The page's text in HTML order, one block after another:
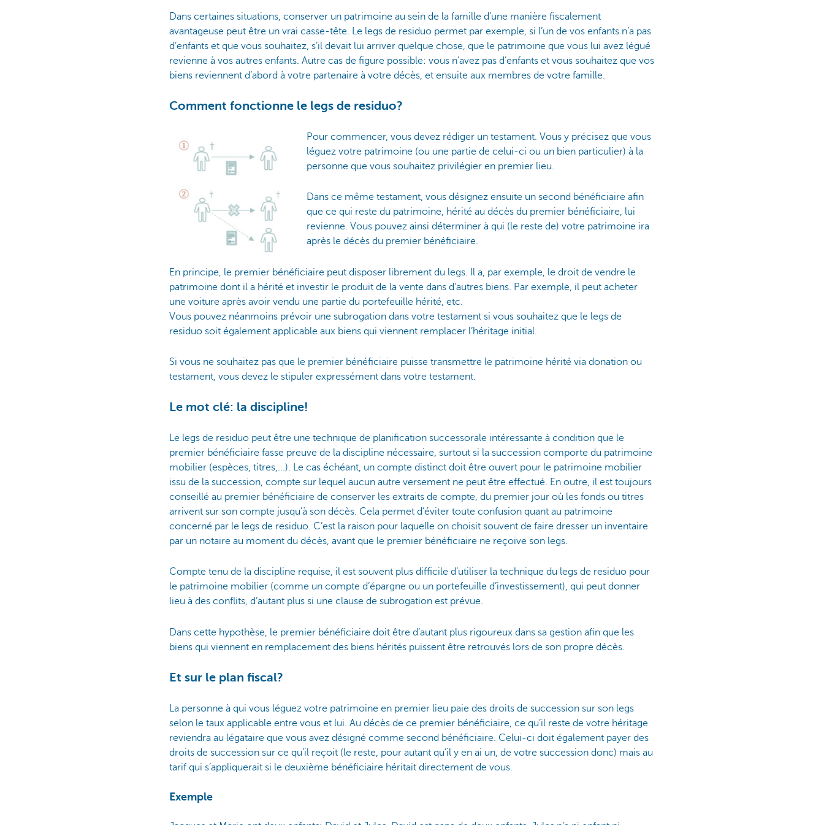
Dans certaines situations, conserver un patrimoine au sein de la famille d’une manière fiscalement
avantageuse peut être un vrai casse-tête. Le legs de residuo permet par exemple, si l’un de vos enfants n’a pas
d’enfants et que vous souhaitez, s’il devait lui arriver quelque chose, que le patrimoine que vous lui avez légué
revienne à vos autres enfants. Autre cas de figure possible: vous n’avez pas d’enfants et vous souhaitez que vos
biens reviennent d’abord à votre partenaire à votre décès, et ensuite aux membres de votre famille.
Comment fonctionne le legs de residuo?
Pour commencer, vous devez rédiger un testament. Vous y précisez que vous
léguez votre patrimoine (ou une partie de celui-ci ou un bien particulier) à la
personne que vous souhaitez privilégier en premier lieu.
Dans ce même testament, vous désignez ensuite un second bénéficiaire afin
que ce qui reste du patrimoine, hérité au décès du premier bénéficiaire, lui
revienne. Vous pouvez ainsi déterminer à qui (le reste de) votre patrimoine ira
après le décès du premier bénéficiaire.
En principe, le premier bénéficiaire peut disposer librement du legs. Il a, par exemple, le droit de vendre le
patrimoine dont il a hérité et investir le produit de la vente dans d’autres biens. Par exemple, il peut acheter
une voiture après avoir vendu une partie du portefeuille hérité, etc.
Vous pouvez néanmoins prévoir une subrogation dans votre testament si vous souhaitez que le legs de
residuo soit également applicable aux biens qui viennent remplacer l’héritage initial.
Si vous ne souhaitez pas que le premier bénéficiaire puisse transmettre le patrimoine hérité via donation ou
testament, vous devez le stipuler expressément dans votre testament.
Le mot clé: la discipline!
Le legs de residuo peut être une technique de planification successorale intéressante à condition que le
premier bénéficiaire fasse preuve de la discipline nécessaire, surtout si la succession comporte du patrimoine
mobilier (espèces, titres,...). Le cas échéant, un compte distinct doit être ouvert pour le patrimoine mobilier
issu de la succession, compte sur lequel aucun autre versement ne peut être effectué. En outre, il est toujours
conseillé au premier bénéficiaire de conserver les extraits de compte, du premier jour où les fonds ou titres
arrivent sur son compte jusqu’à son décès. Cela permet d’éviter toute confusion quant au patrimoine
concerné par le legs de residuo. C’est la raison pour laquelle on choisit souvent de faire dresser un inventaire
par un notaire au moment du décès, avant que le premier bénéficiaire ne reçoive son legs.
Compte tenu de la discipline requise, il est souvent plus difficile d’utiliser la technique du legs de residuo pour
le patrimoine mobilier (comme un compte d’épargne ou un portefeuille d’investissement), qui peut donner
lieu à des conflits, d’autant plus si une clause de subrogation est prévue.
Dans cette hypothèse, le premier bénéficiaire doit être d’autant plus rigoureux dans sa gestion afin que les
biens qui viennent en remplacement des biens hérités puissent être retrouvés lors de son propre décès.
Et sur le plan fiscal?
La personne à qui vous léguez votre patrimoine en premier lieu paie des droits de succession sur son legs
selon le taux applicable entre vous et lui. Au décès de ce premier bénéficiaire, ce qu’il reste de votre héritage
reviendra au légataire que vous avez désigné comme second bénéficiaire. Celui-ci doit également payer des
droits de succession sur ce qu’il reçoit (le reste, pour autant qu’il y en ai un, de votre succession donc) mais au
tarif qui s’appliquerait si le deuxième bénéficiaire héritait directement de vous.
Exemple